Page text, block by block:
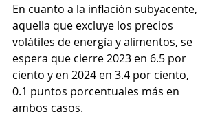
En cuanto a la inflación subyacente,
aquella que excluye los precios
volátiles de energía y alimentos, se
espera que cierre 2023 en 6.5 por
ciento y en 2024 en 3.4 por ciento,
0.1 puntos porcentuales más en
ambos casos.